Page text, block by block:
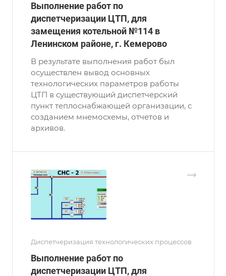
Выполнение работ по
диспетчеризации ЦТП, для
замещения котельной №114 в
Ленинском районе, г. Кемерово
В результате выполнения работ был
осуществлен вывод основных
технологических параметров работы
ЦТП в существующий диспетчерский
пункт теплоснабжающей организации, с
созданием мнемосхемы, отчетов и
архивов.
Диспетчеризация технологических процессов
Выполнение работ по
диспетчеризации ЦТП, для